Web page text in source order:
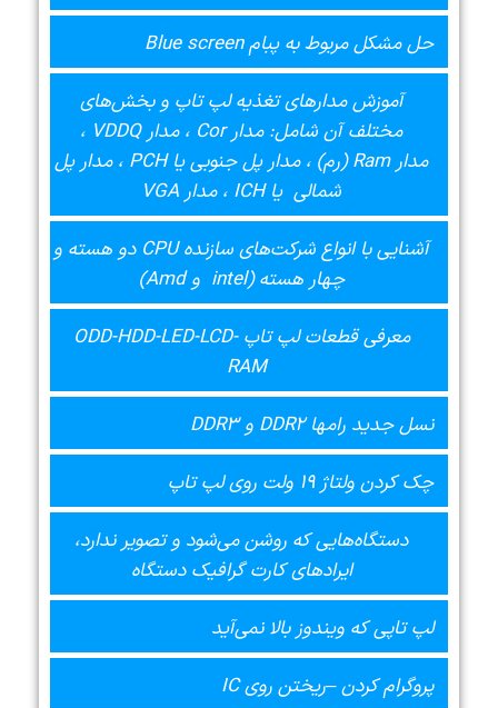
حل مشکل مربوط به پبام Blue screen
آموزش مدارهای تغذیه لپ تاپ و بخش‌های
مختلف آن شامل: مدار Cor ، مدار VDDQ ،
مدار Ram (رم) ، مدار پل جنوبی یا PCH ، مدار پل
شمالی یا ICH ، مدار VGA
آشنایی با انواع شرکت‌های سازنده CPU دو هسته و
چهار هسته (intel و Amd)
معرفی قطعات لپ تاپ ODD-HDD-LED-LCD-
RAM
نسل جدید رام‎ها DDR2 و DDR3
چک کردن ولتاژ 19 ولت روی لپ تاپ
دستگاه‌هایی که روشن می‌شود و تصویر ندارد،
ایرادهای کارت گرافیک دستگاه
لپ تاپی که ویندوز بالا نمی‌آید
پروگرام کردن –ریختن روی IC